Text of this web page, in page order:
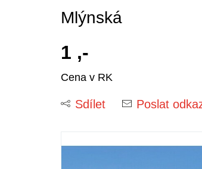
Mlýnská
1 ,-
Cena v RK
Sdílet Poslat